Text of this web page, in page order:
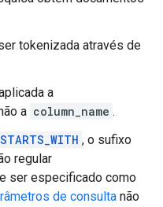
tokenizada através de
a
a column_name .
STARTS_WITH , o sufixo
regular
ser especificado como
de consulta não